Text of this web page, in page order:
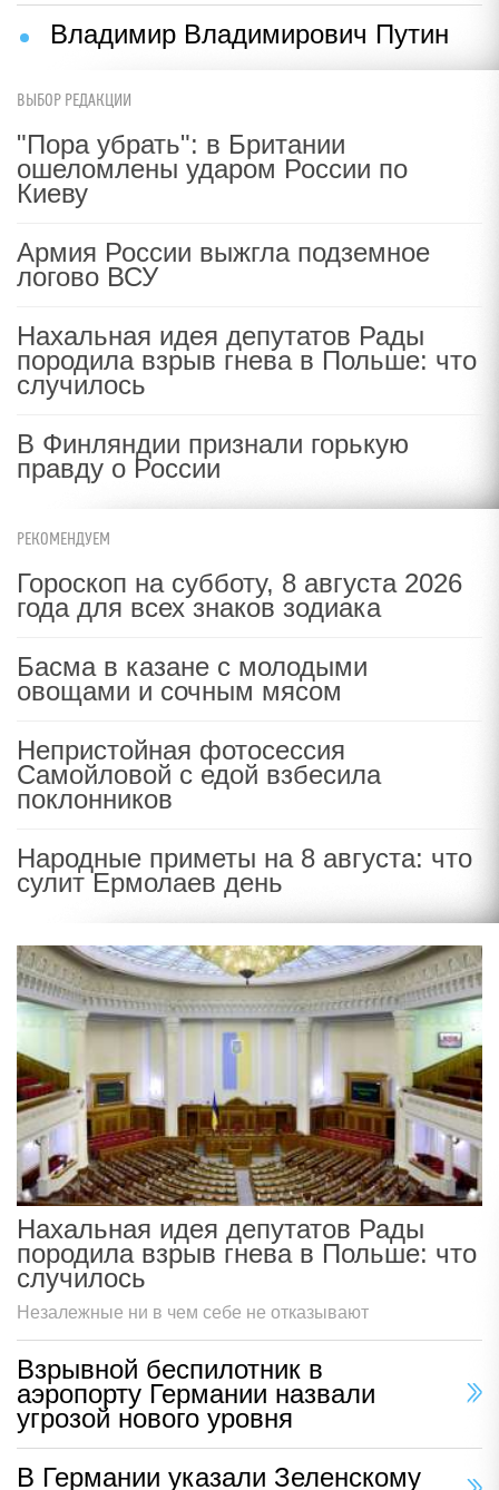
Владимир Владимирович Путин
ВЫБОР РЕДАКЦИИ
"Пора убрать": в Британии
ошеломлены ударом России по
Киеву
Армия России выжгла подземное
логово ВСУ
Нахальная идея депутатов Рады
породила взрыв гнева в Польше: что
случилось
В Финляндии признали горькую
правду о России
РЕКОМЕНДУЕМ
Гороскоп на субботу, 8 августа 2026
года для всех знаков зодиака
Басма в казане с молодыми
овощами и сочным мясом
Непристойная фотосессия
Самойловой с едой взбесила
поклонников
Народные приметы на 8 августа: что
сулит Ермолаев день
Нахальная идея депутатов Рады
породила взрыв гнева в Польше: что
случилось
Незалежные ни в чем себе не отказывают
Взрывной беспилотник в
аэропорту Германии назвали
угрозой нового уровня
В Германии указали Зеленскому